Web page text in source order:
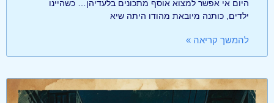
היום אי אפשר למצוא אוסף מתכונים בלעדיהן… כשהיינו
ילדים, כותנה מיובאת מהודו היתה שיא
להמשך קריאה »